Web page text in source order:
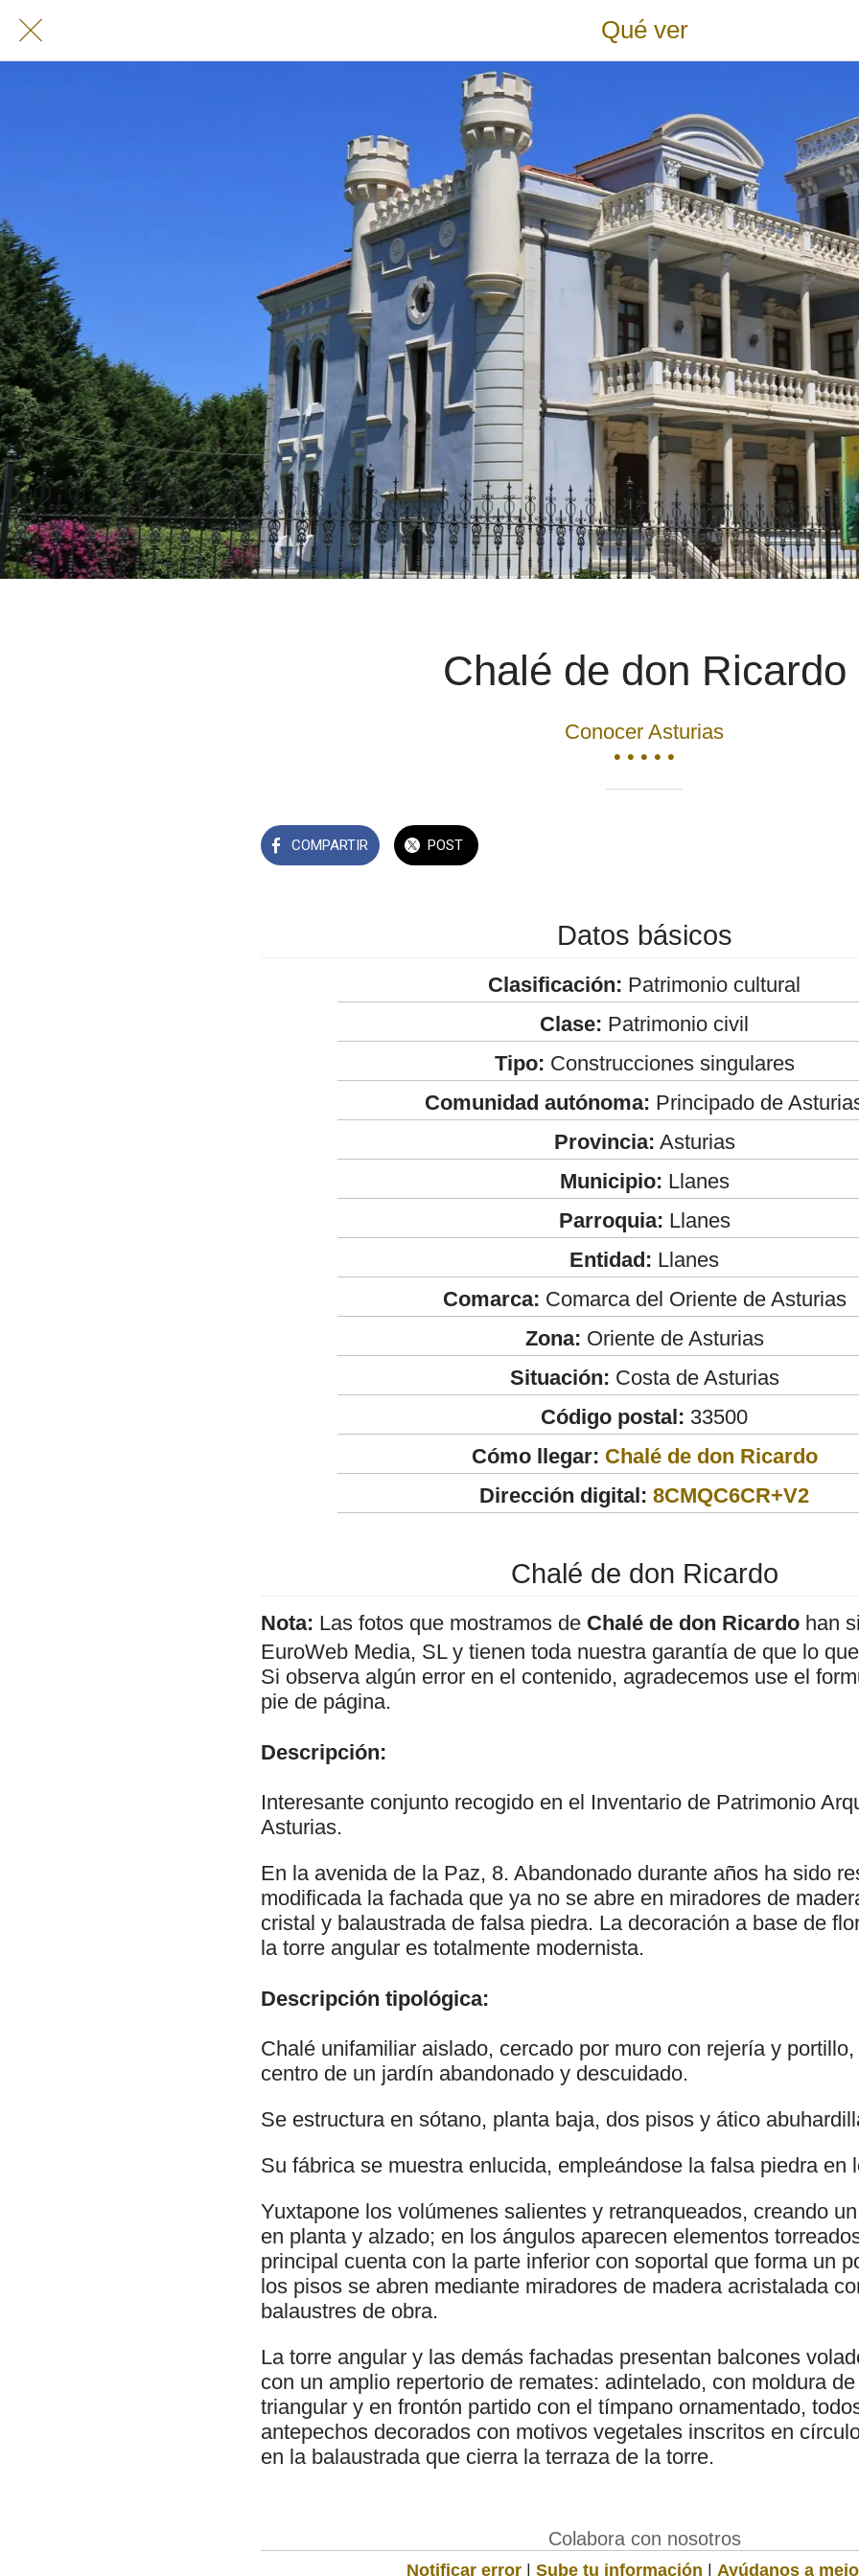
Qué ver
Chalé de don Ricardo
Conocer Asturias
• • • • •
COMPARTIR POST
Datos básicos
Clasificación: Patrimonio cultural
Clase: Patrimonio civil
Tipo: Construcciones singulares
Comunidad autónoma: Principado de
Provincia: Asturias
Municipio: Llanes
Parroquia: Llanes
Entidad: Llanes
Comarca: Comarca del Oriente de Asturias
Zona: Oriente de Asturias
Situación: Costa de Asturias
Código postal: 33500
Cómo llegar: Chalé de don Ricardo
Dirección digital: 8CMQC6CR+V2
Chalé de don Ricardo
Nota: Las fotos que mostramos de Chalé de don Ricardo han
EuroWeb Media, SL y tienen toda nuestra garantía de que lo
Si observa algún error en el contenido, agradecemos use el
pie de página.
Descripción:
Interesante conjunto recogido en el Inventario de Patrimonio
Asturias.
En la avenida de la Paz, 8. Abandonado durante años ha sido
modificada la fachada que ya no se abre en miradores de
cristal y balaustrada de falsa piedra. La decoración a base de
la torre angular es totalmente modernista.
Descripción tipológica:
Chalé unifamiliar aislado, cercado por muro con rejería y
centro de un jardín abandonado y descuidado.
Se estructura en sótano, planta baja, dos pisos y ático
Su fábrica se muestra enlucida, empleándose la falsa piedra en
Yuxtapone los volúmenes salientes y retranqueados, creando
en planta y alzado; en los ángulos aparecen elementos
principal cuenta con la parte inferior con soportal que forma un
los pisos se abren mediante miradores de madera acristalada
balaustres de obra.
La torre angular y las demás fachadas presentan balcones
con un amplio repertorio de remates: adintelado, con moldura
triangular y en frontón partido con el tímpano ornamentado,
antepechos decorados con motivos vegetales inscritos en
en la balaustrada que cierra la terraza de la torre.
Colabora con nosotros
Notificar error | Sube tu información | Ayúdanos a